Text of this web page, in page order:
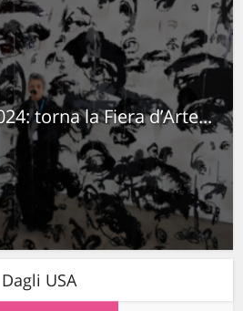
torna la Fiera d’Arte...
Dagli USA